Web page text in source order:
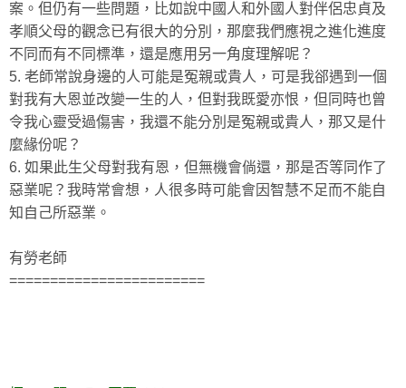
案。但仍有一些問題，比如說中國人和外國人對伴侶忠貞及
孝順父母的觀念已有很大的分別，那麼我們應視之進化進度
不同而有不同標準，還是應用另一角度理解呢？
5. 老師常說身邊的人可能是冤親或貴人，可是我郤遇到一個
對我有大恩並改變一生的人，但對我既愛亦恨，但同時也曾
令我心靈受過傷害，我還不能分別是冤親或貴人，那又是什
麼緣份呢？
6. 如果此生父母對我有恩，但無機會倘還，那是否等同作了
惡業呢？我時常會想，人很多時可能會因智慧不足而不能自
知自己所惡業。
有勞老師
========================